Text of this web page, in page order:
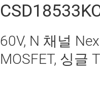
60V, N 채널
MOSFET, 싱글